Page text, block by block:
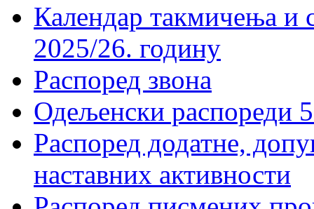
Календар такмичења
2025/26. годину
Распоред звона
Одељенски распореди
Распоред додатне,
наставних активности